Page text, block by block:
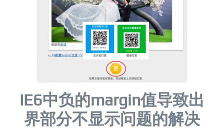
IE6中负的margin值导致出
界部分不显示问题的解决